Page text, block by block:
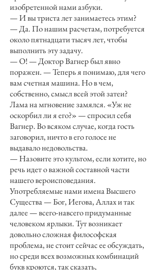
изобретенной нами азбуки.
— И вы триста лет занимаетесь этим?
— Да. По нашим расчетам, потребуется
около пятнадцати тысяч лет, чтобы
выполнить эту задачу.
— О! — Доктор Вагнер был явно
поражен. — Теперь я понимаю, для чего
вам счетная машина. Но в чем,
собственно, смысл всей этой затеи?
Лама на мгновение замялся. «Уж не
оскорбил ли я его?» — спросил себя
Вагнер. Во всяком случае, когда гость
заговорил, ничто в его голосе не
выдавало недовольства.
— Назовите это культом, если хотите, но
речь идет о важной составной части
нашего вероисповедания.
Употребляемые нами имена Высшего
Существа — Бог, Иегова, Аллах и так
далее — всего-навсего придуманные
человеком ярлыки. Тут возникает
довольно сложная философская
проблема, не стоит сейчас ее обсуждать,
но среди всех возможных комбинаций
букв кроются, так сказать,